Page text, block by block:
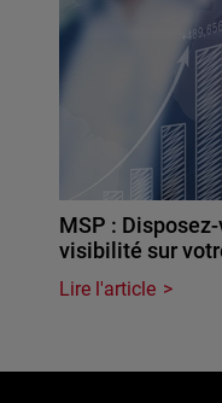
MSP :
visibilité sur
Lire l'article